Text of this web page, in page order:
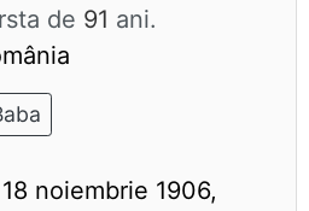
de 91 ani.
noiembrie 1906,